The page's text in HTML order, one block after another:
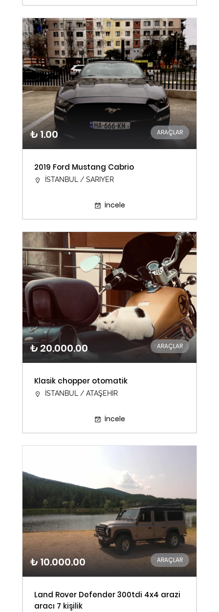
₺ 1.00 ARAÇLAR
2019 Ford Mustang Cabrio
İSTANBUL / SARIYER
İncele
₺ 20.000.00 ARAÇLAR
Klasik chopper otomatik
İSTANBUL / ATAŞEHİR
İncele
₺ 10.000.00 ARAÇLAR
Land Rover Defender 300tdi 4x4 arazi
aracı 7 kişilik